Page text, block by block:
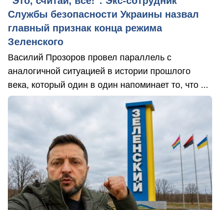
Службы безопасности Украины назвал
главный признак конца режима
Зеленского
Василий Прозоров провел параллель с
аналогичной ситуацией в истории прошлого
века, который один в один напоминает то, что ...